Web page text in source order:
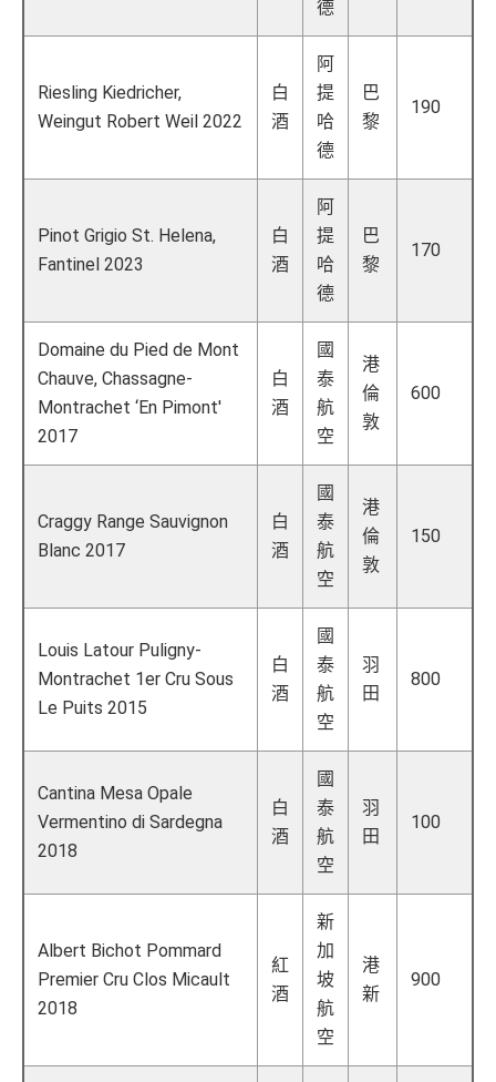
德
Riesling Kiedricher,
Weingut Robert Weil 2022
白
酒
阿
提
哈
德
巴
黎
190
Pinot Grigio St. Helena,
Fantinel 2023
白
酒
阿
提
哈
德
巴
黎
170
Domaine du Pied de Mont
Chauve, Chassagne-
Montrachet ‘En Pimont'
2017
白
酒
國
泰
航
空
港
倫
敦
600
Craggy Range Sauvignon
Blanc 2017
白
酒
國
泰
航
空
港
倫
敦
150
Louis Latour Puligny-
Montrachet 1er Cru Sous
Le Puits 2015
白
酒
國
泰
航
空
羽
田
800
Cantina Mesa Opale
Vermentino di Sardegna
2018
白
酒
國
泰
航
空
羽
田
100
Albert Bichot Pommard
Premier Cru Clos Micault
2018
紅
酒
新
加
坡
航
空
港
新
900